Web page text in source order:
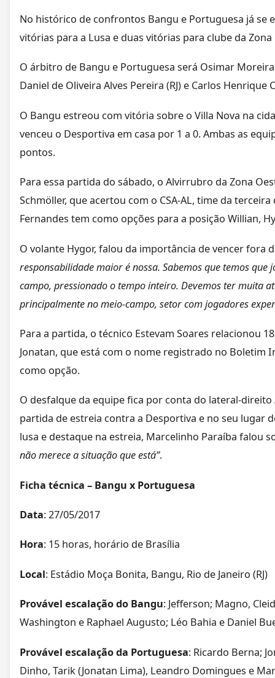
No histórico de confrontos Bangu e Portuguesa já se
vitórias para a Lusa e duas vitórias para clube da Zona
O árbitro de Bangu e Portuguesa será Osimar
Daniel de Oliveira Alves Pereira (RJ) e Carlos Henrique
O Bangu estreou com vitória sobre o Villa Nova na
venceu o Desportiva em casa por 1 a 0. Ambas as
pontos.
Para essa partida do sábado, o Alvirrubro da Zona
Schmöller, que acertou com o CSA-AL, time da
Fernandes tem como opções para a posição Willian,
O volante Hygor, falou da importância de vencer fora
responsabilidade maior é nossa. Sabemos que temos
campo, pressionado o tempo inteiro. Devemos ter muita
principalmente no meio-campo, setor com jogadores
Para a partida, o técnico Estevam Soares relacionou
Jonatan, que está com o nome registrado no Boletim
como opção.
O desfalque da equipe fica por conta do lateral-
partida de estreia contra a Desportiva e no seu lugar
lusa e destaque na estreia, Marcelinho Paraíba falou
não merece a situação que está”.
Ficha técnica – Bangu x Portuguesa
Data: 27/05/2017
Hora: 15 horas, horário de Brasília
Local: Estádio Moça Bonita, Bangu, Rio de Janeiro (RJ)
Provável escalação do Bangu: Jefferson; Magno,
Washington e Raphael Augusto; Léo Bahia e Daniel
Provável escalação da Portuguesa: Ricardo Berna;
Dinho, Tarik (Jonatan Lima), Leandro Domingues e